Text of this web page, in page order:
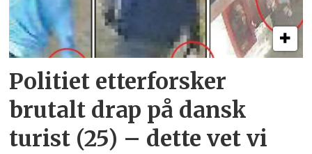
Politiet etterforsker
brutalt drap på dansk
turist (25) – dette vet vi